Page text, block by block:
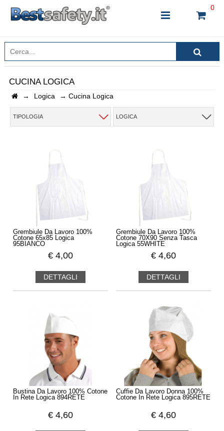
0
INSERISCI IL NOME DEL PRODOTTO CHE STAI
CERCANDO
CUCINA LOGICA
→ Logica → Cucina Logica
TIPOLOGIA LOGICA
Grembiule Da Lavoro 100%
Cotone 65x85 Logica
95BIANCO
€ 4,00
DETTAGLI
Grembiule Da Lavoro 100%
Cotone 70X90 Senza Tasca
Logica 55WHITE
€ 4,60
DETTAGLI
Bustina Da Lavoro 100% Cotone
In Rete Logica 894RETE
€ 4,60
Cuffie Da Lavoro Donna 100%
Cotone In Rete Logica 895RETE
€ 4,60